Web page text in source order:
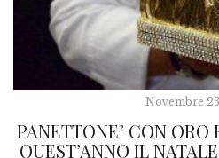
Novembre
PANETTONE² CON ORO
QUEST’ANNO IL